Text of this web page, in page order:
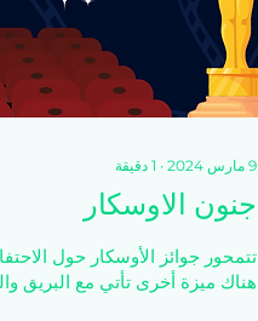
9 مارس 2024 ∙
1 دقيقة
جنون الاوسكار
تتمحور جوائز الأوسكار حول
هناك ميزة أخرى تأتي مع البريق